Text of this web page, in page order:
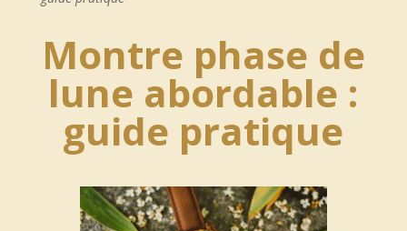
Montre phase de
lune abordable :
guide pratique